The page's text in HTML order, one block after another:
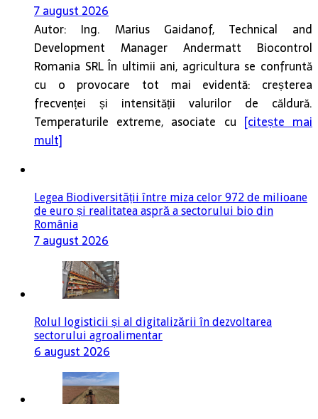
7 august 2026
Autor: Ing. Marius Gaidanof, Technical and
Development Manager Andermatt Biocontrol
Romania SRL În ultimii ani, agricultura se confruntă
cu o provocare tot mai evidentă: creșterea
frecvenței și intensității valurilor de căldură.
Temperaturile extreme, asociate cu [citește mai
mult]
Legea Biodiversității între miza celor 972 de milioane
de euro și realitatea aspră a sectorului bio din
România
7 august 2026
Rolul logisticii și al digitalizării în dezvoltarea
sectorului agroalimentar
6 august 2026